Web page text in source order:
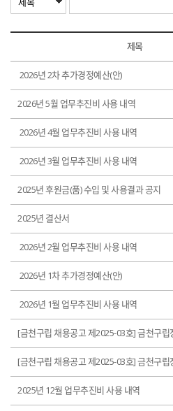
제목
2026년 2차 추가경정예산(안)
2026년 5월 업무추진비 사용 내역
2026년 4월 업무추진비 사용 내역
2026년 3월 업무추진비 사용 내역
2025년 후원금(품) 수입 및 사용결과 공지
2025년 결산서
2026년 2월 업무추진비 사용 내역
2026년 1차 추가경정예산(안)
2026년 1월 업무추진비 사용 내역
2025년 12월 업무추진비 사용 내역